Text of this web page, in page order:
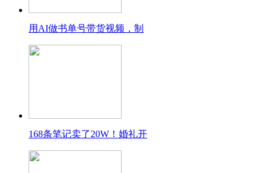
用AI做书单号带货视频，制
168条笔记卖了20W！婚礼开